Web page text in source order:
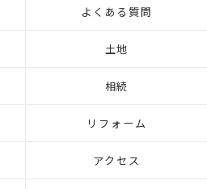
よくある質問
土地
相続
リフォーム
アクセス